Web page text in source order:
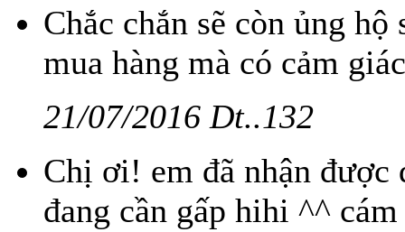
Chắc chắn sẽ còn ủng
mua hàng mà có cảm
21/07/2016 Dt..132
Chị ơi! em đã nhận được
đang cần gấp hihi ^^